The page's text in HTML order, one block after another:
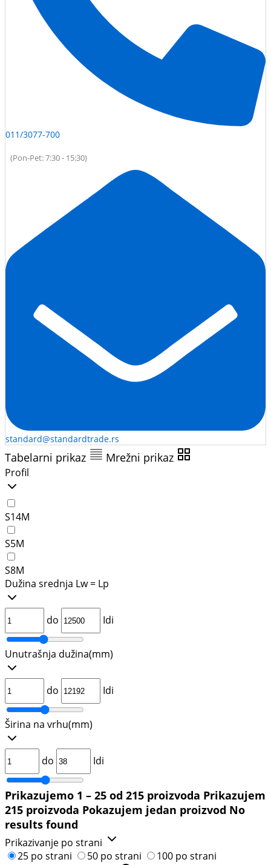
011/3077-700
(Pon-Pet: 7:30 - 15:30)
standard@standardtrade.rs
Tabelarni prikaz Mrežni prikaz
Profil
S14M
S5M
S8M
Dužina srednja Lw = Lp
do Idi
Unutrašnja dužina(mm)
do Idi
Širina na vrhu(mm)
do Idi
Prikazujemo 1 – 25 od 215 proizvoda Prikazujem
215 proizvoda Pokazujem jedan proizvod No
results found
Prikazivanje po strani
25 po strani
50 po strani 100 po strani